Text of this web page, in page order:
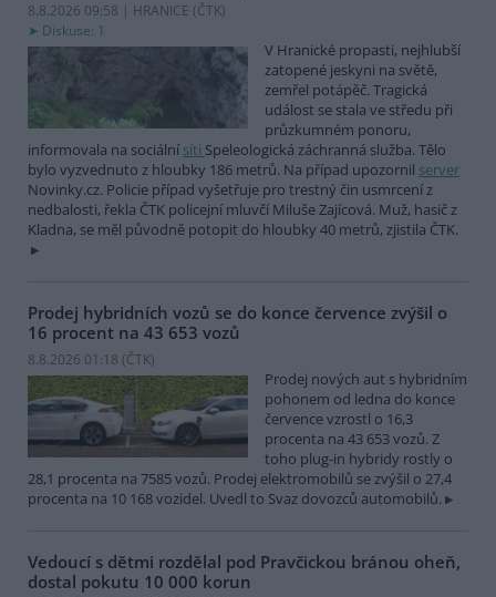
8.8.2026 09:58 | HRANICE (ČTK)
Diskuse: 1
V Hranické propasti, nejhlubší
zatopené jeskyni na světě,
zemřel potápěč. Tragická
událost se stala ve středu při
průzkumném ponoru,
informovala na sociální síti Speleologická záchranná služba. Tělo
bylo vyzvednuto z hloubky 186 metrů. Na případ upozornil server
Novinky.cz. Policie případ vyšetřuje pro trestný čin usmrcení z
nedbalosti, řekla ČTK policejní mluvčí Miluše Zajícová. Muž, hasič z
Kladna, se měl původně potopit do hloubky 40 metrů, zjistila ČTK.
Prodej hybridních vozů se do konce července zvýšil o
16 procent na 43 653 vozů
8.8.2026 01:18 (ČTK)
Prodej nových aut s hybridním
pohonem od ledna do konce
července vzrostl o 16,3
procenta na 43 653 vozů. Z
toho plug-in hybridy rostly o
28,1 procenta na 7585 vozů. Prodej elektromobilů se zvýšil o 27,4
procenta na 10 168 vozidel. Uvedl to Svaz dovozců automobilů.
Vedoucí s dětmi rozdělal pod Pravčickou bránou oheň,
dostal pokutu 10 000 korun